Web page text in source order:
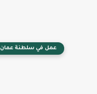
عمل في سلطنة عمان